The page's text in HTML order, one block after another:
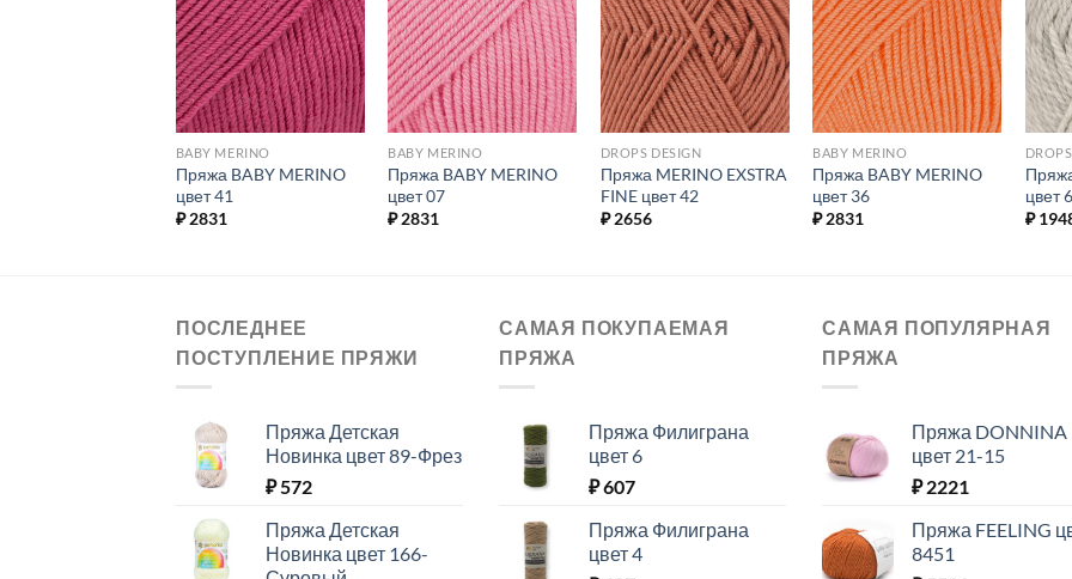
Добавить в
избранное.
BABY MERINO
Пряжа BABY MERINO
цвет 41
₽2831
Добавить в
избранное.
BABY MERINO
Пряжа BABY MERINO
цвет 07
₽2831
Добавить в
избранное.
DROPS DESIGN
Пряжа MERINO EXSTRA
FINE цвет 42
₽2656
Добавить в
избранное.
BABY MERINO
Пряжа BABY MERINO
цвет 36
₽2831
цвет
₽
ПОСЛЕДНЕЕ
ПОСТУПЛЕНИЕ ПРЯЖИ
Пряжа Детская
Новинка цвет 89-Фрез
₽572
Пряжа Детская
Новинка цвет 166-
САМАЯ ПОКУПАЕМАЯ
ПРЯЖА
Пряжа Филиграна
цвет 6
₽607
Пряжа Филиграна
цвет 4
САМАЯ ПОПУЛЯРНАЯ
ПРЯЖА
Пряжа DONNINA
цвет 21-15
₽2221
Пряжа FEELING
8451